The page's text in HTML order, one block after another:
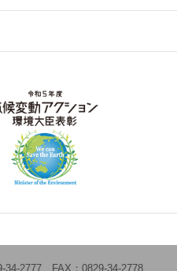
2777 FAX：0829-34-2778